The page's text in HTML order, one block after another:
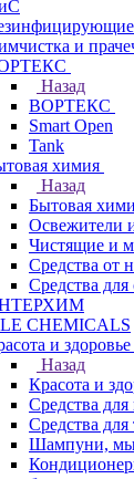
и
Назад
ВОРТЕКС
Smart Open
Tank
химия
Назад
Бытовая
Освежители
Чистящие и
Средства от
Средства для
CHEMICALS
и здоровье
Назад
Красота и
Средства
Средства
Шампуни,